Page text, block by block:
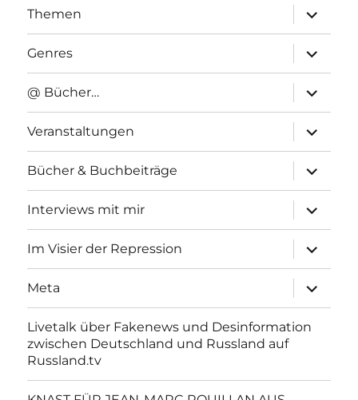
Themen
anzeigen
Genres
anzeigen
@ Bücher…
anzeigen
Veranstaltungen
anzeigen
Bücher & Buchbeiträge
anzeigen
Interviews mit mir
anzeigen
Im Visier der Repression
anzeigen
Meta
anzeigen
Livetalk über Fakenews und Desinformation
zwischen Deutschland und Russland auf
Russland.tv